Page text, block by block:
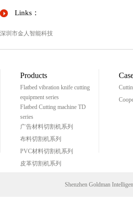
Links：
深圳市金人智能科技
Products
Flatbed vibration knife cutting
equipment series
Flatbed Cutting machine TD
series
广告材料切割机系列
布料切割机系列
PVC材料切割机系列
皮革切割机系列
Shenzhen Goldman